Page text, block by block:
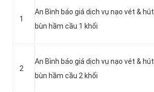
1
An Bình báo giá dịch vụ nạo vét & hút
bùn hầm cầu 1 khối
2
An Bình báo giá dịch vụ nạo vét & hút
bùn hầm cầu 2 khối